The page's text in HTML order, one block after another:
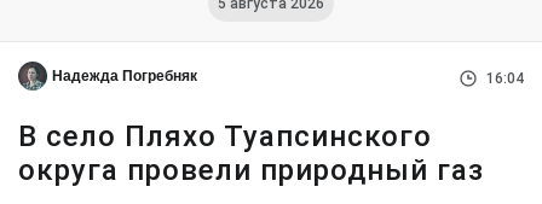
5 августа 2026
Надежда Погребняк 16:04
В село Пляхо Туапсинского
округа провели природный газ